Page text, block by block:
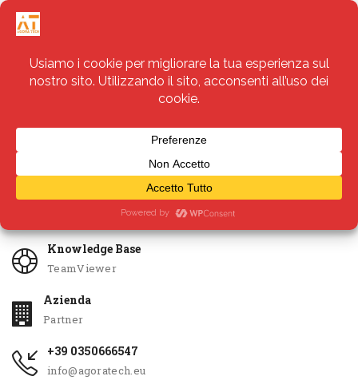
Servizi
Knowledge Base
TeamViewer
Azienda
Partner
+39 0350666547
info@agoratech.eu